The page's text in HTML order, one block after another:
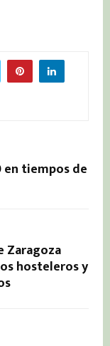
en tiempos de
Zaragoza
hosteleros y